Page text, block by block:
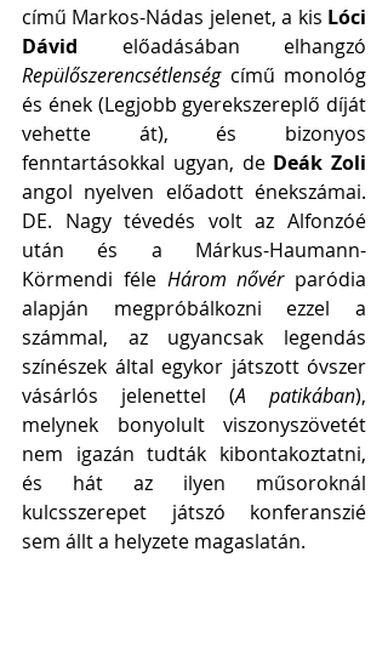
című Markos-Nádas jelenet, a kis Lóci
Dávid
Repülőszerencsétlenség című monológ
és ének (Legjobb gyerekszereplő díját
vehette át), és bizonyos
fenntartásokkal ugyan, de Deák Zoli
angol nyelven előadott énekszámai.
DE. Nagy tévedés volt az Alfonzóé
után és a Márkus-Haumann-
Körmendi féle Három nővér paródia
alapján megpróbálkozni ezzel a
számmal, az ugyancsak legendás
színészek által egykor játszott óvszer
vásárlós jelenettel (A patikában),
melynek bonyolult viszonyszövetét
nem igazán tudták kibontakoztatni,
és hát az ilyen műsoroknál
kulcsszerepet játszó konferanszié
sem állt a helyzete magaslatán.